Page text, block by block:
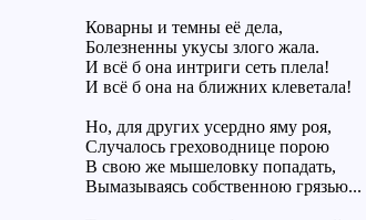
Коварны и темны её дела,
Болезненны укусы злого жала.
И всё б она интриги сеть плела!
И всё б она на ближних клеветала!
Но, для других усердно яму роя,
Случалось греховоднице порою
В свою же мышеловку попадать,
Вымазываясь собственною грязью...